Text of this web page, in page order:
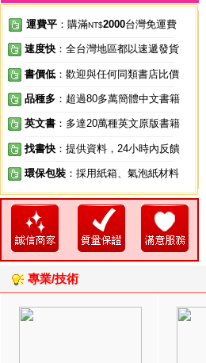
運費平 ：購滿NT$2000台灣免運費
速度快 ：全台灣地區都以速遞發貨
書價低 ：歡迎與任何同類書店比價
品種多 ：超過80多萬簡體中文書籍
英文書 ：多達20萬種英文原版書籍
找書快 ：提供資料，24小時內反饋
環保包裝 ：採用紙箱、氣泡紙材料
專業/技術